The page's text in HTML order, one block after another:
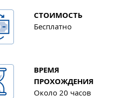
СТОИМОСТЬ
Бесплатно
ВРЕМЯ
ПРОХОЖДЕНИЯ
Около 20 часов